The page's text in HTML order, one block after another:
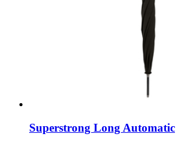
Superstrong Long Automatic